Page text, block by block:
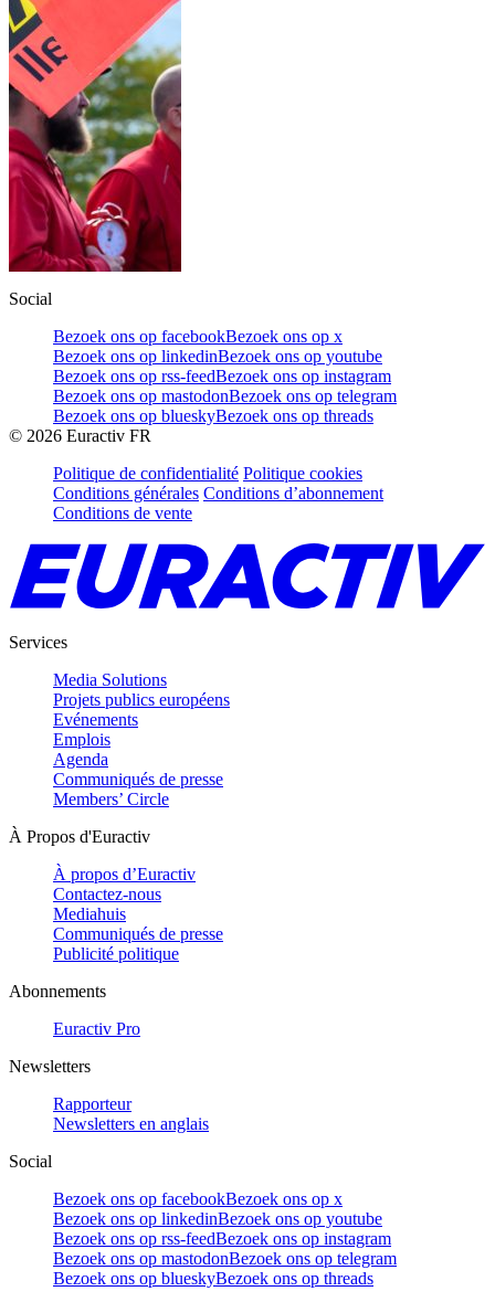
Social
Bezoek ons op facebookBezoek ons op x
Bezoek ons op linkedinBezoek ons op youtube
Bezoek ons op rss-feedBezoek ons op instagram
Bezoek ons op mastodonBezoek ons op telegram
Bezoek ons op blueskyBezoek ons op threads
© 2026 Euractiv FR
Politique de confidentialité Politique cookies
Conditions générales Conditions d’abonnement
Conditions de vente
Services
Media Solutions
Projets publics européens
Evénements
Emplois
Agenda
Communiqués de presse
Members’ Circle
À Propos d'Euractiv
À propos d’Euractiv
Contactez-nous
Mediahuis
Communiqués de presse
Publicité politique
Abonnements
Euractiv Pro
Newsletters
Rapporteur
Newsletters en anglais
Social
Bezoek ons op facebookBezoek ons op x
Bezoek ons op linkedinBezoek ons op youtube
Bezoek ons op rss-feedBezoek ons op instagram
Bezoek ons op mastodonBezoek ons op telegram
Bezoek ons op blueskyBezoek ons op threads